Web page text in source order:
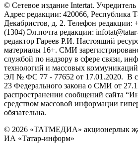
© Сетевое издание Intertat.
Адрес редакции: 420066, Республика
Декабристов, д. 2. Телефон редакции:
(1304) Эл.почта редакции:
редактор Гареев Р.И. Настоящий
материалы 16+. СМИ
службой по надзору в сфере связи,
технологий и массовых
ЭЛ № ФС 77 - 77652 от 17.01.2020. В
23 Федерального закона о СМИ от
распространении сообщений сайта
средством массовой информации
обязательна.
© 2026 «ТАТМЕДИА» акционерлык
ИА «Татар-информ»